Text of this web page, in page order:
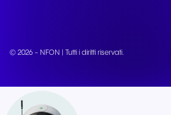
© 2026 - NFON | Tutti i diritti riservati.